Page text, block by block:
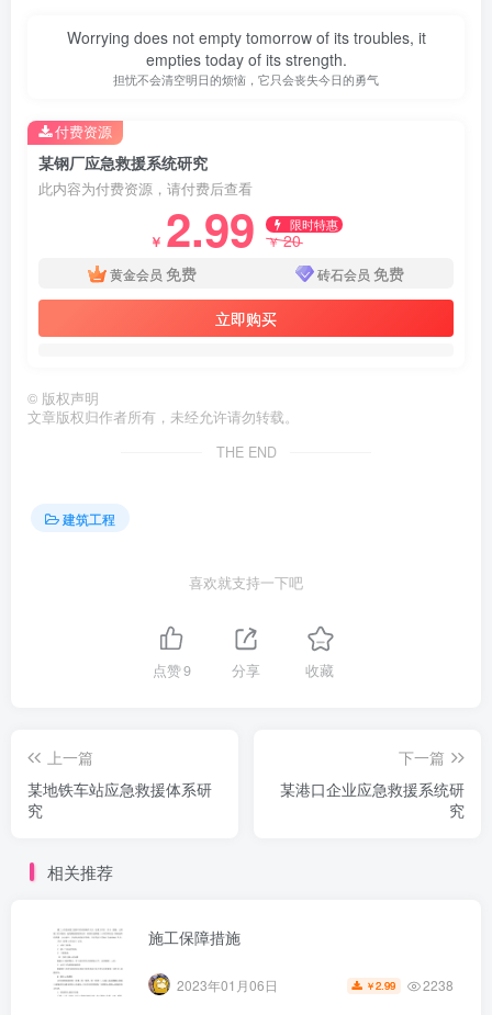
第3页 / 共42页
Worrying does not empty tomorrow of its troubles, it
empties today of its strength.
担忧不会清空明日的烦恼，它只会丧失今日的勇气
某钢厂应急救援系统研究
此内容为付费资源，请付费后查看
￥ 2.99 限时特惠
￥20
黄金会员 免费 砖石会员 免费
立即购买
付费资源
© 版权声明
文章版权归作者所有，未经允许请勿转载。
THE END
建筑工程
喜欢就支持一下吧
点赞9 分享 收藏
上一篇
某地铁车站应急救援体系研
究
下一篇
某港口企业应急救援系统研
究
相关推荐
施工保障措施
2023年01月06日 ￥2.99 2238